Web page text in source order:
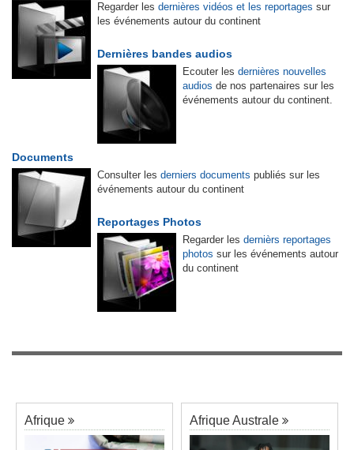
Regarder les dernières vidéos et les reportages sur
les événements autour du continent
Dernières bandes audios
Ecouter les dernières nouvelles
audios de nos partenaires sur les
événements autour du continent.
Documents
Consulter les derniers documents publiés sur les
événements autour du continent
Reportages Photos
Regarder les dernièrs reportages
photos sur les événements autour
du continent
Afrique Afrique Australe